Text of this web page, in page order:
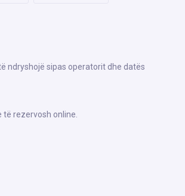
ndryshojë sipas operatorit dhe datës
rezervosh online.